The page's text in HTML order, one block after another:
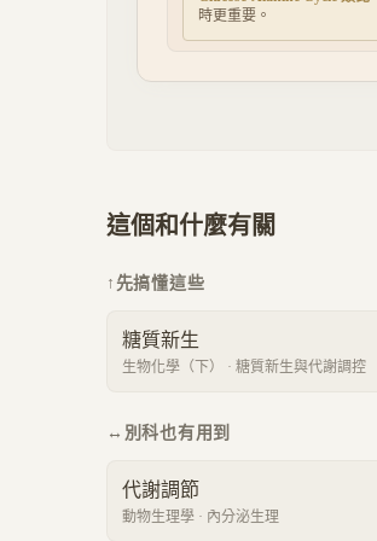
時更重要。
這個和什麼有關
↑ 先搞懂這些
糖質新生
生物化學（下） · 糖質新生與代謝調控
↔ 別科也有用到
代謝調節
動物生理學 · 內分泌生理